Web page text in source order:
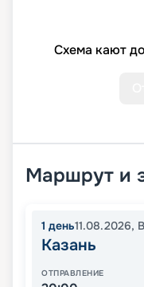
Схема кают
Маршрут и
1 день11.08.2026,
Казань
ОТПРАВЛЕНИЕ